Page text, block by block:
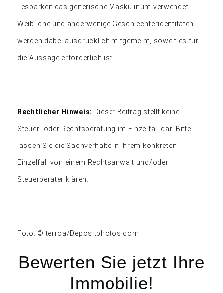
Lesbarkeit das generische Maskulinum verwendet.
Weibliche und anderweitige Geschlechteridentitäten
werden dabei ausdrücklich mitgemeint, soweit es für
die Aussage erforderlich ist.
Rechtlicher Hinweis: Dieser Beitrag stellt keine
Steuer- oder Rechtsberatung im Einzelfall dar. Bitte
lassen Sie die Sachverhalte in Ihrem konkreten
Einzelfall von einem Rechtsanwalt und/oder
Steuerberater klären.
Foto: © terroa/Depositphotos.com
Bewerten Sie jetzt Ihre
Immobilie!